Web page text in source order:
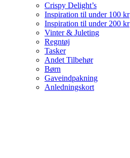
Crispy Delight’s
Inspiration til under 100 kr
Inspiration til under 200 kr
Vinter & Juleting
Regntøj
Tasker
Andet Tilbehør
Børn
Gaveindpakning
Anledningskort